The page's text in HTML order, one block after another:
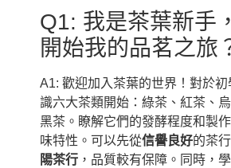
Q1: 我是茶葉新手
開始我的品茗之旅
A1: 歡迎加入茶葉的世界！對於
識六大茶類開始：綠茶、紅茶、
黑茶。瞭解它們的發酵程度和製
味特性。可以先從信譽良好的茶
陽茶行 ，品質較有保障。同時，